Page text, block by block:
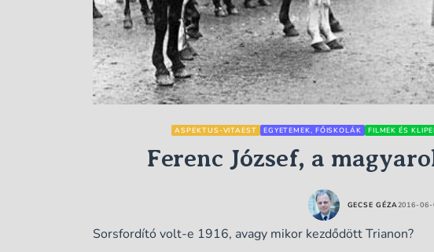
ASPEKTUS-VITAEST EGYETEMEK, FŐISKOLÁK FILMEK ÉS
Ferenc József, a
GECSE GÉZA2016-06-
Sorsfordító volt-e 1916, avagy mikor kezdődött Trianon?